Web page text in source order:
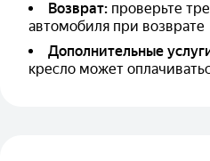
Возврат: проверьте
автомобиля при возврате
Дополнительные
кресло может